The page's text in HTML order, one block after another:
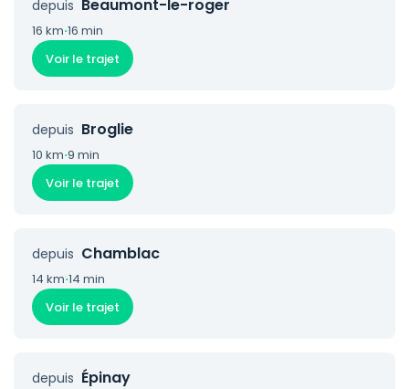
depuis Beaumont-le-roger
16 km·16 min
Voir le trajet
depuis Broglie
10 km·9 min
Voir le trajet
depuis Chamblac
14 km·14 min
Voir le trajet
depuis Épinay